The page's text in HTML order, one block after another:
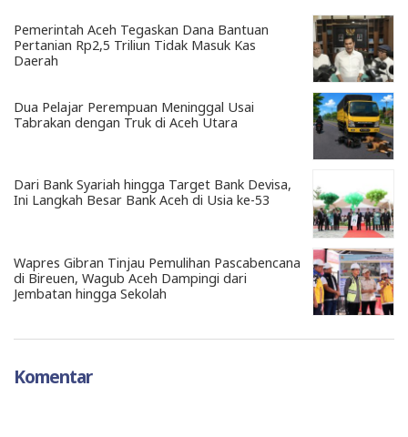
Pemerintah Aceh Tegaskan Dana Bantuan
Pertanian Rp2,5 Triliun Tidak Masuk Kas
Daerah
Dua Pelajar Perempuan Meninggal Usai
Tabrakan dengan Truk di Aceh Utara
Dari Bank Syariah hingga Target Bank Devisa,
Ini Langkah Besar Bank Aceh di Usia ke-53
Wapres Gibran Tinjau Pemulihan Pascabencana
di Bireuen, Wagub Aceh Dampingi dari
Jembatan hingga Sekolah
Komentar